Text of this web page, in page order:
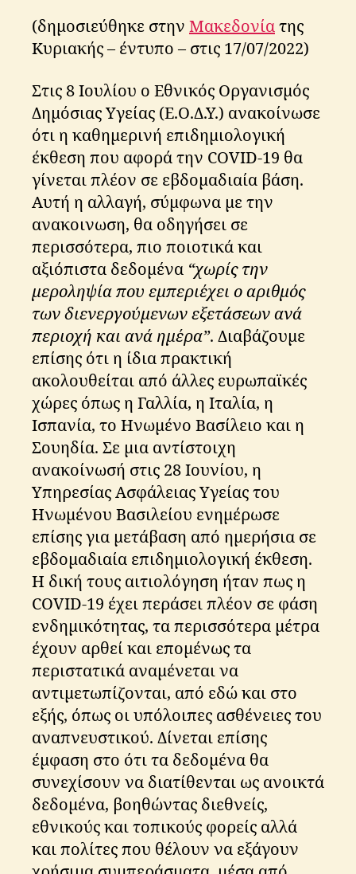
(δημοσιεύθηκε στην Μακεδονία της
Κυριακής – έντυπο – στις 17/07/2022)
Στις 8 Ιουλίου ο Εθνικός Οργανισμός
Δημόσιας Υγείας (Ε.Ο.Δ.Υ.) ανακοίνωσε
ότι η καθημερινή επιδημιολογική
έκθεση που αφορά την COVID-19 θα
γίνεται πλέον σε εβδομαδιαία βάση.
Αυτή η αλλαγή, σύμφωνα με την
ανακοινωση, θα οδηγήσει σε
περισσότερα, πιο ποιοτικά και
αξιόπιστα δεδομένα “χωρίς την
μεροληψία που εμπεριέχει ο αριθμός
των διενεργούμενων εξετάσεων ανά
περιοχή και ανά ημέρα”. Διαβάζουμε
επίσης ότι η ίδια πρακτική
ακολουθείται από άλλες ευρωπαϊκές
χώρες όπως η Γαλλία, η Ιταλία, η
Ισπανία, το Ηνωμένο Βασίλειο και η
Σουηδία. Σε μια αντίστοιχη
ανακοίνωσή στις 28 Ιουνίου, η
Υπηρεσίας Ασφάλειας Υγείας του
Ηνωμένου Βασιλείου ενημέρωσε
επίσης για μετάβαση από ημερήσια σε
εβδομαδιαία επιδημιολογική έκθεση.
Η δική τους αιτιολόγηση ήταν πως η
COVID-19 έχει περάσει πλέον σε φάση
ενδημικότητας, τα περισσότερα μέτρα
έχουν αρθεί και επομένως τα
περιστατικά αναμένεται να
αντιμετωπίζονται, από εδώ και στο
εξής, όπως οι υπόλοιπες ασθένειες του
αναπνευστικού. Δίνεται επίσης
έμφαση στο ότι τα δεδομένα θα
συνεχίσουν να διατίθενται ως ανοικτά
δεδομένα, βοηθώντας διεθνείς,
εθνικούς και τοπικούς φορείς αλλά
και πολίτες που θέλουν να εξάγουν